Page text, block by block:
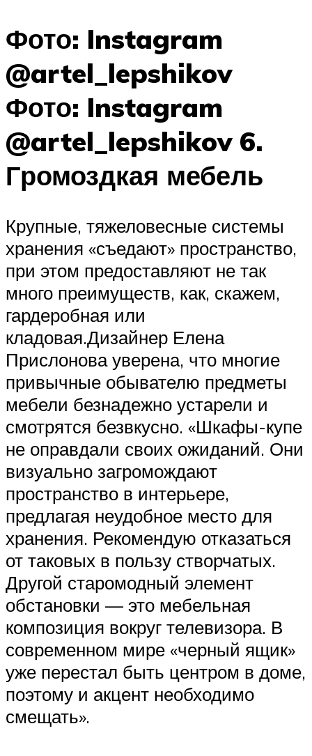
Фото: Instagram
@artel_lepshikov
Фото: Instagram
@artel_lepshikov 6.
Громоздкая мебель
Крупные, тяжеловесные системы
хранения «съедают» пространство,
при этом предоставляют не так
много преимуществ, как, скажем,
гардеробная или
кладовая.Дизайнер Елена
Прислонова уверена, что многие
привычные обывателю предметы
мебели безнадежно устарели и
смотрятся безвкусно. «Шкафы-купе
не оправдали своих ожиданий. Они
визуально загромождают
пространство в интерьере,
предлагая неудобное место для
хранения. Рекомендую отказаться
от таковых в пользу створчатых.
Другой старомодный элемент
обстановки — это мебельная
композиция вокруг телевизора. В
современном мире «черный ящик»
уже перестал быть центром в доме,
поэтому и акцент необходимо
смещать».